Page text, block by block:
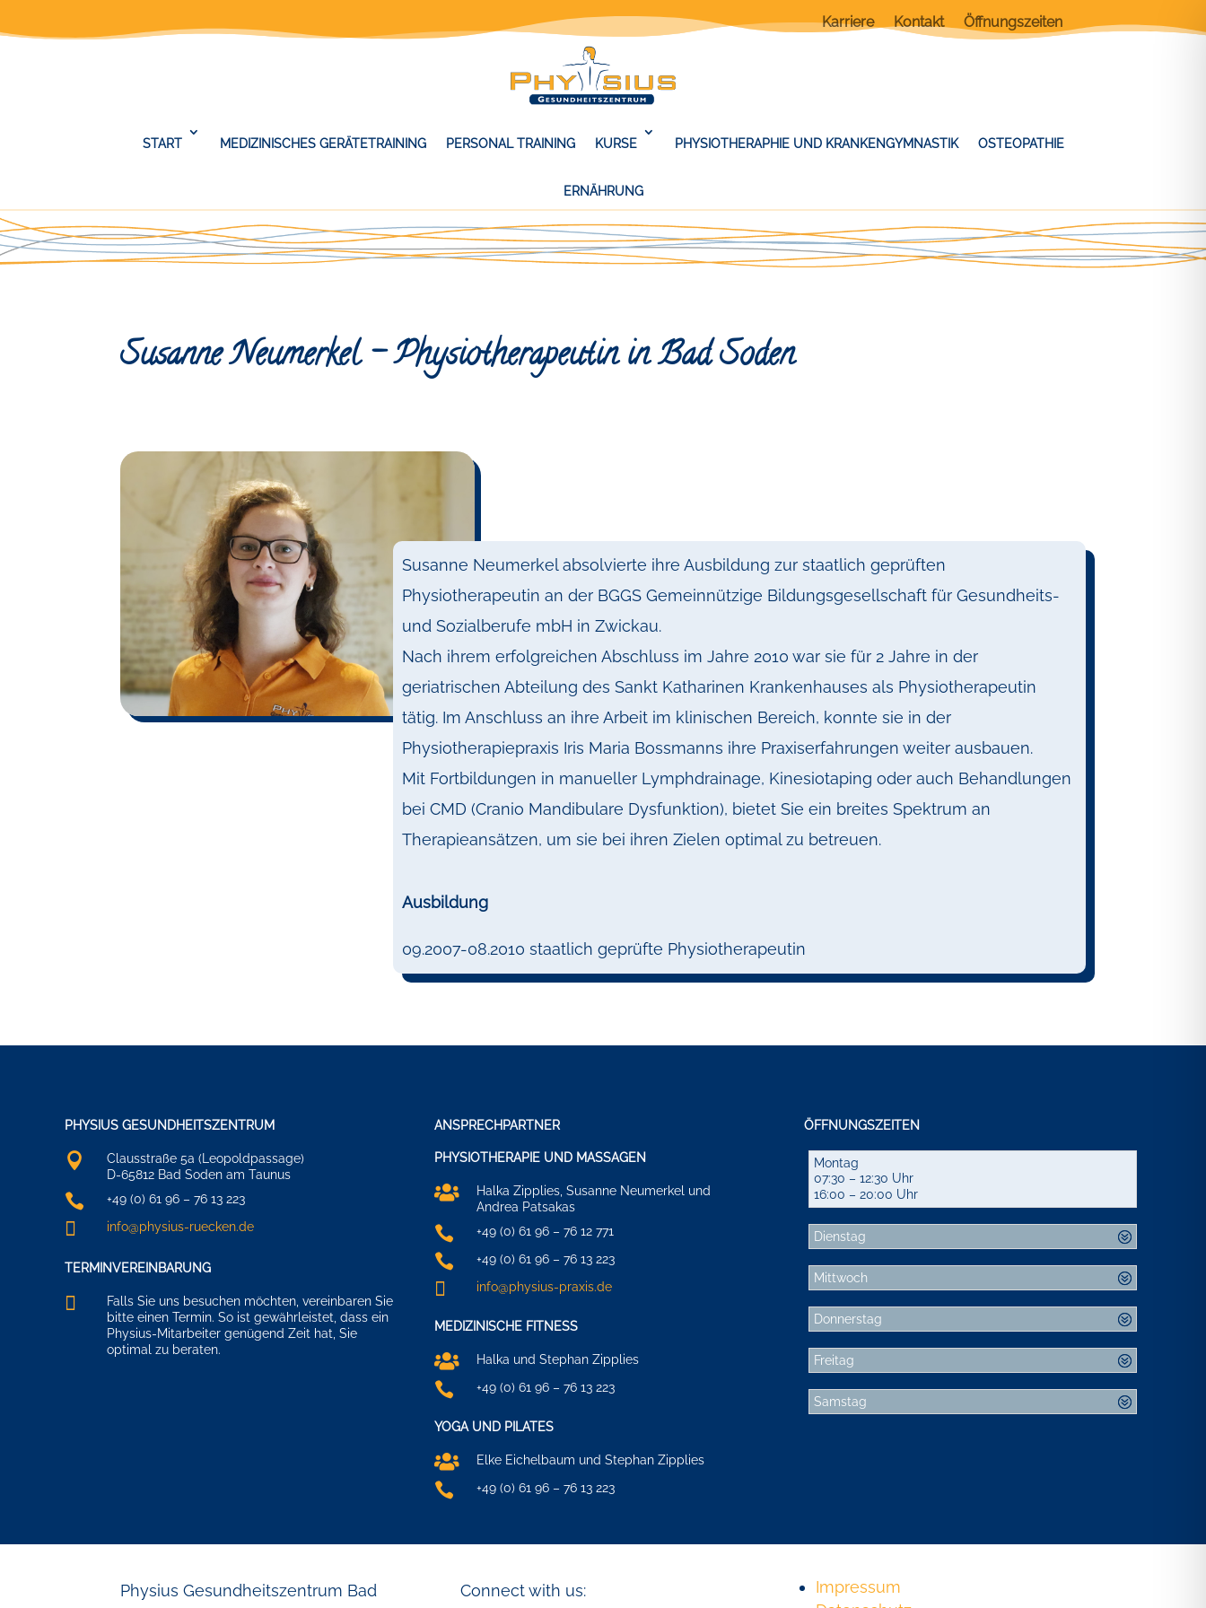
Karriere Kontakt Öffnungszeiten
START MEDIZINISCHES GERÄTETRAINING PERSONAL TRAINING KURSE PHYSIOTHERAPHIE UND KRANKENGYMNASTIK OSTEOPATHIE
ERNÄHRUNG
Susanne Neumerkel – Physiotherapeutin in Bad Soden
Susanne Neumerkel absolvierte ihre Ausbildung zur staatlich geprüften
Physiotherapeutin an der BGGS Gemeinnützige Bildungsgesellschaft für Gesundheits-
und Sozialberufe mbH in Zwickau.
Nach ihrem erfolgreichen Abschluss im Jahre 2010 war sie für 2 Jahre in der
geriatrischen Abteilung des Sankt Katharinen Krankenhauses als Physiotherapeutin
tätig. Im Anschluss an ihre Arbeit im klinischen Bereich, konnte sie in der
Physiotherapiepraxis Iris Maria Bossmanns ihre Praxiserfahrungen weiter ausbauen.
Mit Fortbildungen in manueller Lymphdrainage, Kinesiotaping oder auch Behandlungen
bei CMD (Cranio Mandibulare Dysfunktion), bietet Sie ein breites Spektrum an
Therapieansätzen, um sie bei ihren Zielen optimal zu betreuen.
Ausbildung
09.2007-08.2010 staatlich geprüfte Physiotherapeutin
PHYSIUS GESUNDHEITSZENTRUM

Clausstraße 5a (Leopoldpassage)
D-65812 Bad Soden am Taunus
 +49 (0) 61 96 – 76 13 223
 info@physius-ruecken.de
TERMINVEREINBARUNG

Falls Sie uns besuchen möchten, vereinbaren Sie
bitte einen Termin. So ist gewährleistet, dass ein
Physius-Mitarbeiter genügend Zeit hat, Sie
optimal zu beraten.
ANSPRECHPARTNER
PHYSIOTHERAPIE UND MASSAGEN

Halka Zipplies, Susanne Neumerkel und
Andrea Patsakas
 +49 (0) 61 96 – 76 12 771
 +49 (0) 61 96 – 76 13 223
 info@physius-praxis.de
MEDIZINISCHE FITNESS
 Halka und Stephan Zipplies
 +49 (0) 61 96 – 76 13 223
YOGA UND PILATES
 Elke Eichelbaum und Stephan Zipplies
 +49 (0) 61 96 – 76 13 223
ÖFFNUNGSZEITEN
Montag
07:30 – 12:30 Uhr
16:00 – 20:00 Uhr
Dienstag
Mittwoch
Donnerstag
Freitag
Samstag
Physius Gesundheitszentrum Bad Connect with us:
Impressum